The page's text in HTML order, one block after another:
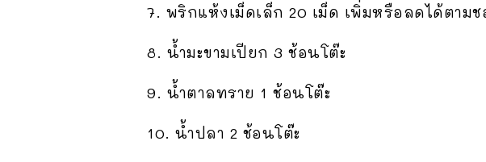
7. พริกแห้งเม็ดเล็ก 20 เม็ด เพิ่มหรือลดได้ตามช
8. น้ำมะขามเปียก 3 ช้อนโต๊ะ
9. น้ำตาลทราย 1 ช้อนโต๊ะ
10. น้ำปลา 2 ช้อนโต๊ะ